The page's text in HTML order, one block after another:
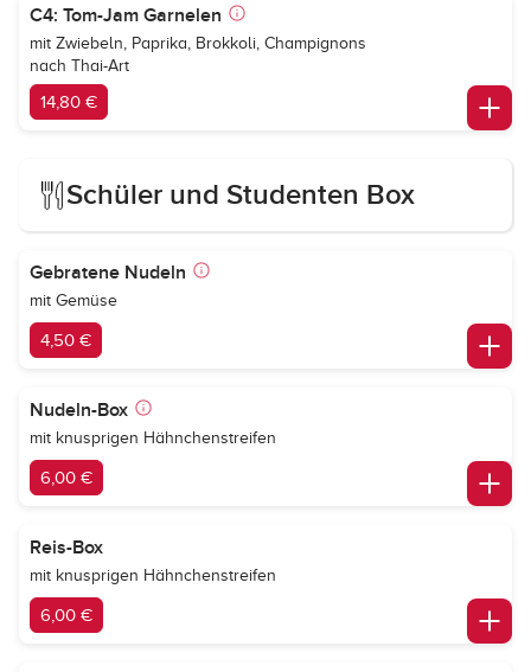
C4: Tom-Jam Garnelen
mit Zwiebeln, Paprika, Brokkoli, Champignons
nach Thai-Art
14,80 €
Schüler und Studenten Box
Gebratene Nudeln
mit Gemüse
4,50 €
Nudeln-Box
mit knusprigen Hähnchenstreifen
6,00 €
Reis-Box
mit knusprigen Hähnchenstreifen
6,00 €